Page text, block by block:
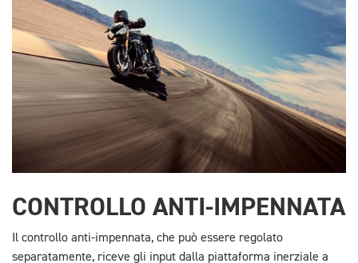
CONTROLLO ANTI-IMPENNATA
Il controllo anti-impennata, che può essere regolato
separatamente, riceve gli input dalla piattaforma inerziale a